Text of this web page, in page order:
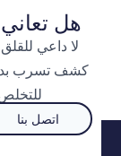
هل
لا داعي
كشف تسرب
اتصل بنا